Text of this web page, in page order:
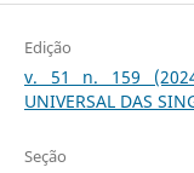
Edição
v. 51 n. 159
UNIVERSAL DAS
Seção